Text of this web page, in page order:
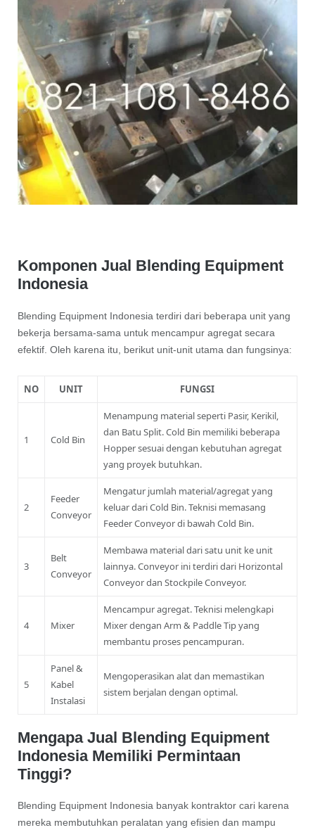
Komponen Jual Blending Equipment
Indonesia
Blending Equipment Indonesia terdiri dari beberapa unit yang
bekerja bersama-sama untuk mencampur agregat secara
efektif. Oleh karena itu, berikut unit-unit utama dan fungsinya:
NO UNIT FUNGSI
1 Cold Bin
Menampung material seperti Pasir, Kerikil,
dan Batu Split. Cold Bin memiliki beberapa
Hopper sesuai dengan kebutuhan agregat
yang proyek butuhkan.
2
Feeder
Conveyor
Mengatur jumlah material/agregat yang
keluar dari Cold Bin. Teknisi memasang
Feeder Conveyor di bawah Cold Bin.
3
Belt
Conveyor
Membawa material dari satu unit ke unit
lainnya. Conveyor ini terdiri dari Horizontal
Conveyor dan Stockpile Conveyor.
4 Mixer
Mencampur agregat. Teknisi melengkapi
Mixer dengan Arm & Paddle Tip yang
membantu proses pencampuran.
5
Panel &
Kabel
Instalasi
Mengoperasikan alat dan memastikan
sistem berjalan dengan optimal.
Mengapa Jual Blending Equipment
Indonesia Memiliki Permintaan
Tinggi?
Blending Equipment Indonesia banyak kontraktor cari karena
mereka membutuhkan peralatan yang efisien dan mampu